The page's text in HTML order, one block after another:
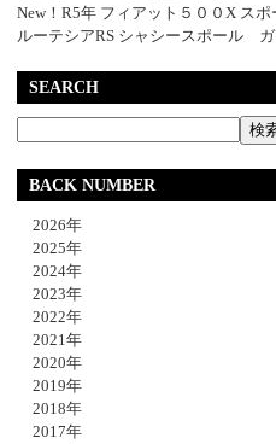
New！R5年 フィアット５００X スポ
ルーテシアRS シャシースポール ガ
SEARCH
BACK NUMBER
2026年
2025年
2024年
2023年
2022年
2021年
2020年
2019年
2018年
2017年